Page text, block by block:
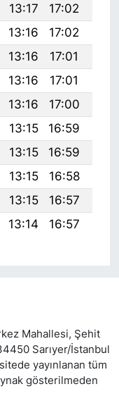
13:17 17:02
13:16 17:02
13:16 17:01
13:16 17:01
13:16 17:00
13:15 16:59
13:15 16:59
13:15 16:58
13:15 16:57
13:14 16:57
Mahallesi, Şehit
Sarıyer/İstanbul
yayınlanan tüm
gösterilmeden